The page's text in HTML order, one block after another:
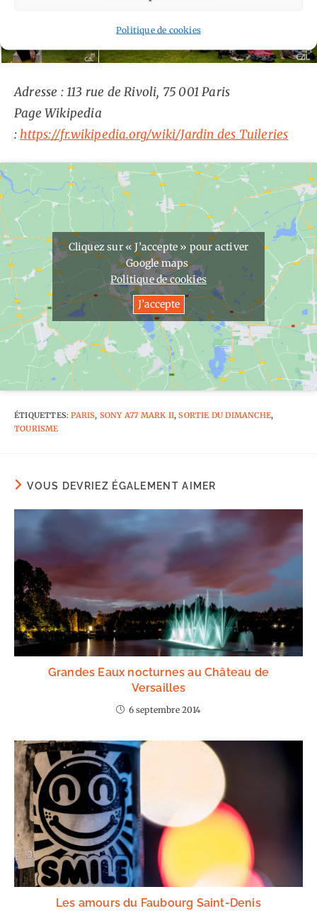
Politique de cookies
Adresse : 113 rue de Rivoli, 75 001 Paris
Page Wikipedia
:https://fr.wikipedia.org/wiki/Jardin_des_Tuileries
Cliquez sur « J’accepte » pour activer
Google maps
Politique de cookies
J’accepte
ÉTIQUETTES:PARIS, SONY A77 MARK II, SORTIE DU DIMANCHE,
TOURISME
VOUS DEVRIEZ ÉGALEMENT AIMER
Grandes Eaux nocturnes au Château de
Versailles
6 septembre 2014
Les amours du Faubourg Saint-Denis